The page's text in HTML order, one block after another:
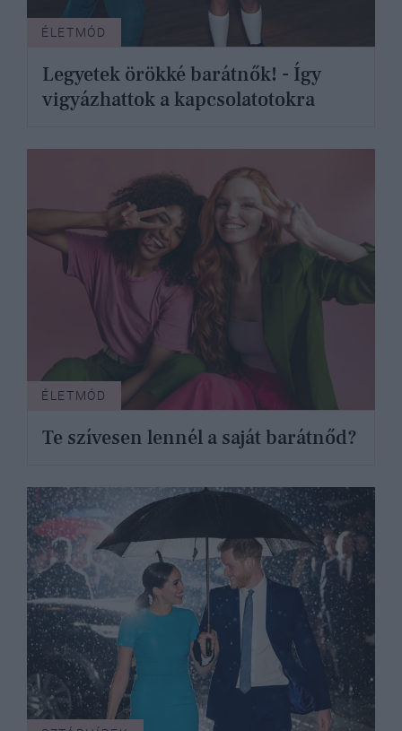
ÉLETMÓD
Legyetek örökké barátnők! - Így
vigyázhattok a kapcsolatotokra
ÉLETMÓD
Te szívesen lennél a saját barátnőd?